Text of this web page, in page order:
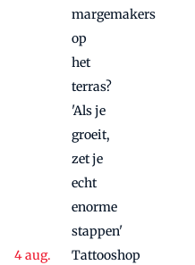
margemakers
op
het
terras?
'Als je
groeit,
zet je
echt
enorme
stappen'
Tattooshop